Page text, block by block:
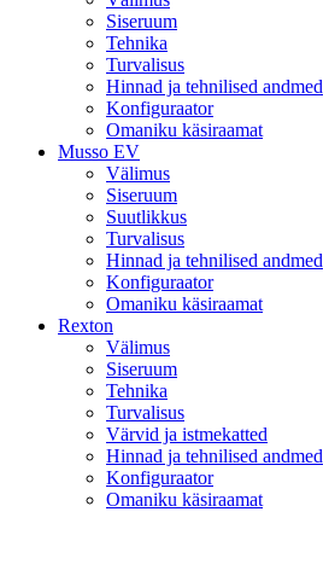
Siseruum
Tehnika
Turvalisus
Hinnad ja tehnilised andmed
Konfiguraator
Omaniku käsiraamat
Musso EV
Välimus
Siseruum
Suutlikkus
Turvalisus
Hinnad ja tehnilised andmed
Konfiguraator
Omaniku käsiraamat
Rexton
Välimus
Siseruum
Tehnika
Turvalisus
Värvid ja istmekatted
Hinnad ja tehnilised andmed
Konfiguraator
Omaniku käsiraamat